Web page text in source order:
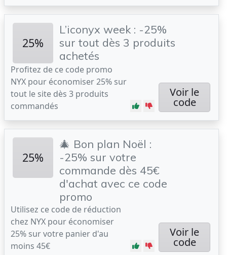
25%
L’iconyx week : -25%
sur tout dès 3 produits
achetés
Profitez de ce code promo
NYX pour économiser 25% sur
tout le site dès 3 produits
commandés
Voir le
code
25%
🎄 Bon plan Noël :
-25% sur votre
commande dès 45€
d'achat avec ce code
promo
Utilisez ce code de réduction
chez NYX pour économiser
25% sur votre panier d'au
moins 45€
Voir le
code